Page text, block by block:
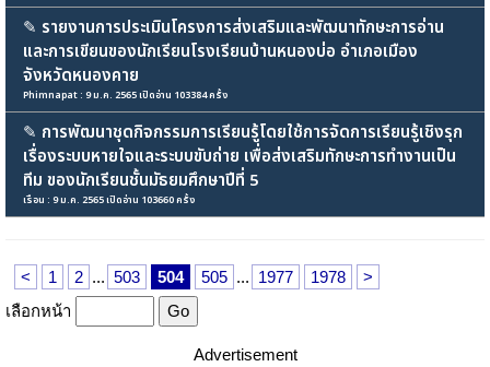
✎ รายงานการประเมินโครงการส่งเสริมและพัฒนาทักษะการอ่าน
และการเขียนของนักเรียนโรงเรียนบ้านหนองบ่อ อำเภอเมือง
จังหวัดหนองคาย
Phimnapat : 9 ม.ค. 2565 เปิดอ่าน 103384 ครั้ง
✎ การพัฒนาชุดกิจกรรมการเรียนรู้โดยใช้การจัดการเรียนรู้เชิงรุก
เรื่องระบบหายใจและระบบขับถ่าย เพื่อส่งเสริมทักษะการทำงานเป็น
ทีม ของนักเรียนชั้นมัธยมศึกษาปีที่ 5
เรือน : 9 ม.ค. 2565 เปิดอ่าน 103660 ครั้ง
< 1 2 ... 503 504 505 ... 1977 1978
>
เลือกหน้า
Advertisement